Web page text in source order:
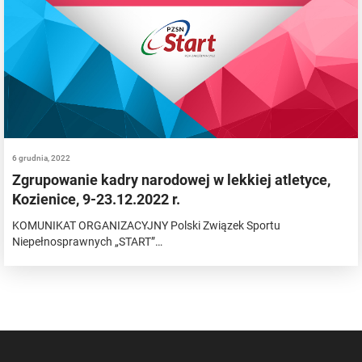
6 grudnia, 2022
Zgrupowanie kadry narodowej w lekkiej atletyce,
Kozienice, 9-23.12.2022 r.
KOMUNIKAT ORGANIZACYJNY Polski Związek Sportu
Niepełnosprawnych „START”…